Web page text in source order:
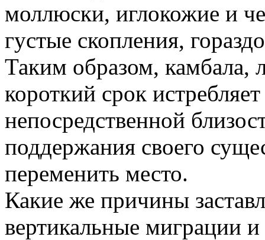
моллюски, иглокожие и
густые скопления,
Таким образом, камбала,
короткий срок
непосредственной
поддержания своего
переменить место.
Какие же причины
вертикальные миграции